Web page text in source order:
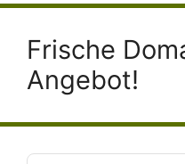
Frische
Angebot!